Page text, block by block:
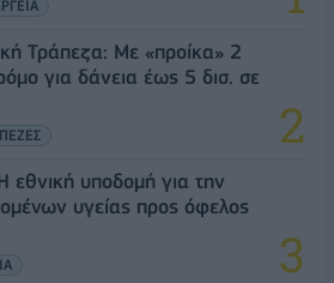
Τράπεζα: Με «προίκα» 2
για δάνεια έως 5 δισ. σε
υποδομή για την
υγείας προς όφελος